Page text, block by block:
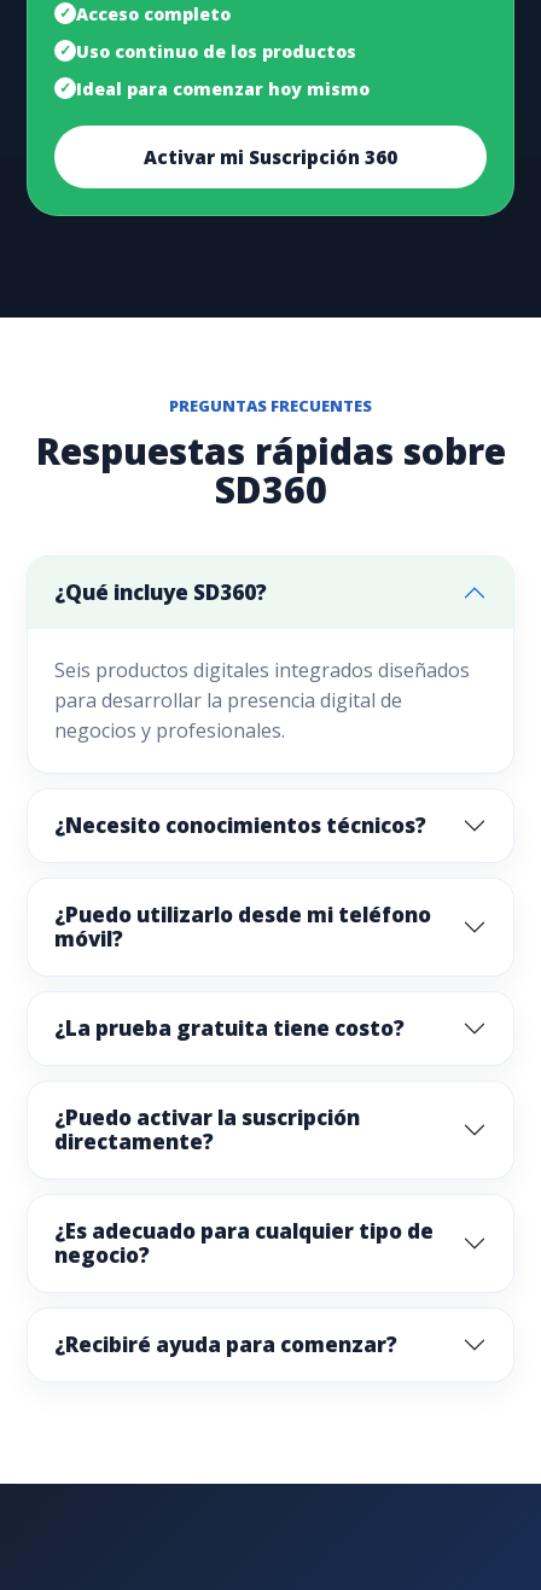
Acceso completo
Uso continuo de los productos
Ideal para comenzar hoy mismo
Activar mi Suscripción 360
PREGUNTAS FRECUENTES
Respuestas rápidas sobre
SD360
¿Qué incluye SD360?
Seis productos digitales integrados diseñados
para desarrollar la presencia digital de
negocios y profesionales.
¿Necesito conocimientos técnicos?
¿Puedo utilizarlo desde mi teléfono
móvil?
¿La prueba gratuita tiene costo?
¿Puedo activar la suscripción
directamente?
¿Es adecuado para cualquier tipo de
negocio?
¿Recibiré ayuda para comenzar?